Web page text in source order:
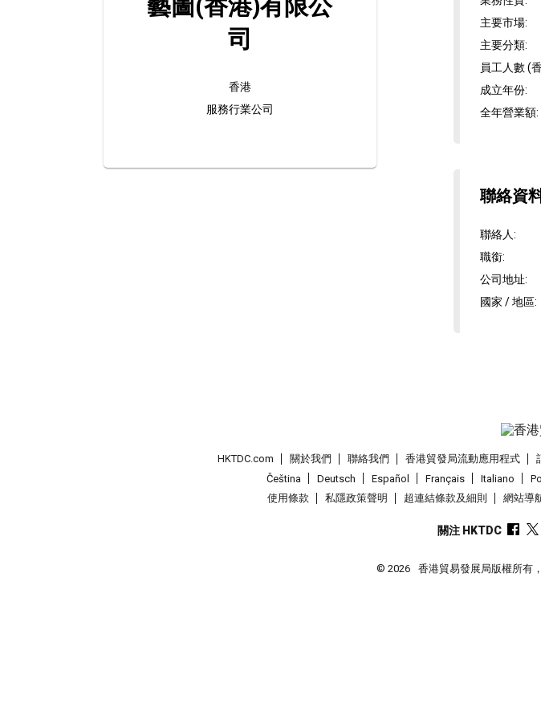
藝圖(香港)有限公
司
香港
服務行業公司
主要市場:
主要分類:
員工人數 (
成立年份:
全年營業額:
聯絡資
聯絡人:
職銜:
公司地址:
國家 / 地區:
HKTDC.com 關於我們 聯絡我們 香港貿發局流動應用程式
Čeština
Deutsch Español Français Italiano
使用條款
私隱政策聲明 超連結條款及細則 網站導
關注 HKTDC
© 2026 香港貿易發展局版權所有